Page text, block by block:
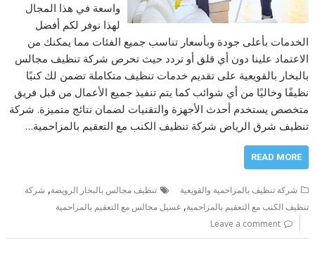
واسعة في هذا المجال
لهذا نوفر لكم أفضل
الخدمات بأعلى جودة وبأسعار تناسب جميع الفئات مما يمكنك من
الاعتماد علينا دون أي قلق أو تردد حيث تحرص شركة تنظيف مجالس
بالبخار بالقويعية على تقديم خدمات تنظيف متكاملة تضمن لك كنبًا
نظيفًا وخاليًا من أي شوائب كما يتم تنفيذ جميع الأعمال من قبل فريق
متخصص يستخدم أحدث الأجهزة والتقنيات لضمان نتائج متميزة. شركة
تنظيف شرق الرياض شركة تنظيف الكنب مع التعقيم بالمزاحمية…
READ MORE
شركة تنظيف بالمزاحمية والقويعية تنظيف مجالس بالبخار الرويضة, شركة
تنظيف الكنب مع التعقيم بالمزاحمية,غسيل مجالس مع التعقيم بالمزاحمية
Leave a comment